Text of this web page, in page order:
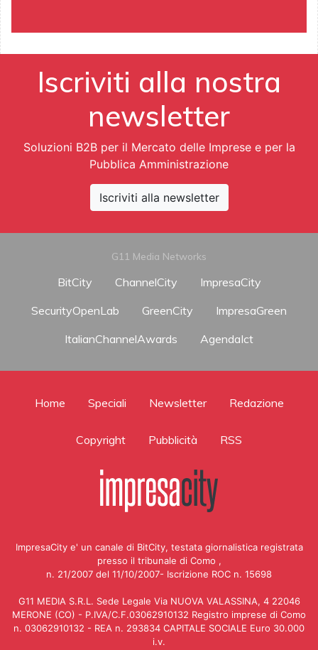
Iscriviti alla nostra
newsletter
Soluzioni B2B per il Mercato delle Imprese e per la
Pubblica Amministrazione
Iscriviti alla newsletter
G11 Media Networks
BitCity ChannelCity
ImpresaCity
SecurityOpenLab
GreenCity
ImpresaGreen
ItalianChannelAwards
AgendaIct
Home Speciali Newsletter Redazione
Copyright Pubblicità RSS
ImpresaCity e' un canale di BitCity, testata giornalistica registrata
presso il tribunale di Como ,
n. 21/2007 del 11/10/2007- Iscrizione ROC n. 15698
G11 MEDIA S.R.L. Sede Legale Via NUOVA VALASSINA, 4 22046
MERONE (CO) - P.IVA/C.F.03062910132 Registro imprese di Como
n. 03062910132 - REA n. 293834 CAPITALE SOCIALE Euro 30.000
i.v.